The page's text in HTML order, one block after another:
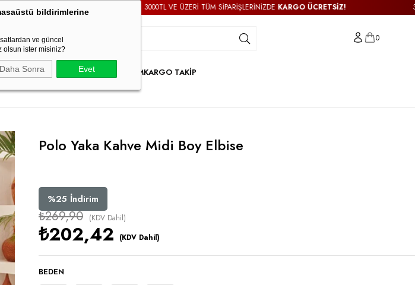
bildirimlerine
ve güncel
olsun ister misiniz?
Daha Sonra Evet
ÜCRETSİZ! 3000TL VE ÜZERİ TÜM SİPARİŞLERİNİZDEKARGO ÜCRETSİZ! 3000TL
0
DIŞ GİYİMTAKIM PARTY WEAR İNDİRİMKARGO TAKİP
Polo Yaka Kahve Midi Boy Elbise
%25 İndirim
₺269,90 (KDV Dahil)
₺202,42 (KDV Dahil)
BEDEN